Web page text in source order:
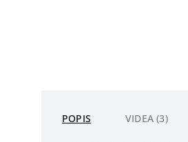
POPIS VIDEA (3)